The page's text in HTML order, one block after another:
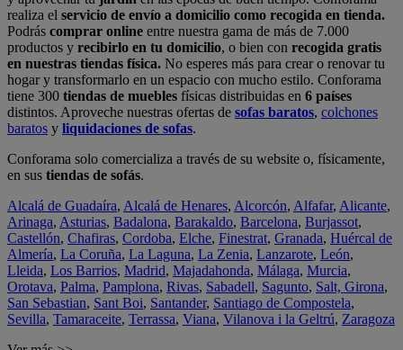
realiza el servicio de envío a domicilio como recogida en tienda.
Podrás comprar online entre nuestra gama de más de 7.000
productos y recibirlo en tu domicilio, o bien con recogida gratis
en nuestras tiendas física. No esperes más para crear o renovar tu
hogar y transformarlo en un espacio con mucho estilo. Conforama
tiene 300 tiendas de muebles físicas distribuidas en 6 países
distintos. Aproveche nuestras ofertas de sofas baratos, colchones
baratos y liquidaciones de sofas.
Conforama solo comercializa a través de su website o, físicamente,
en sus tiendas de sofás.
Alcalá de Guadaíra, Alcalá de Henares, Alcorcón, Alfafar, Alicante,
Arinaga, Asturias, Badalona, Barakaldo, Barcelona, Burjassot,
Castellón, Chafiras, Cordoba, Elche, Finestrat, Granada, Huércal de
Almería, La Coruña, La Laguna, La Zenia, Lanzarote, León,
Lleida, Los Barrios, Madrid, Majadahonda, Málaga, Murcia,
Orotava, Palma, Pamplona, Rivas, Sabadell, Sagunto, Salt, Girona,
San Sebastian, Sant Boi, Santander, Santiago de Compostela,
Sevilla, Tamaraceite, Terrassa, Viana, Vilanova i la Geltrú, Zaragoza